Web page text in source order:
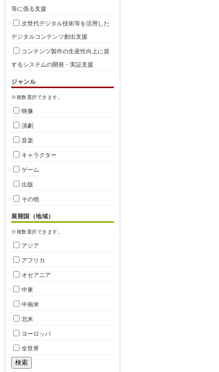
等に係る支援
次世代デジタル技術等を活用した
デジタルコンテンツ創出支援
コンテンツ製作の生産性向上に資
するシステムの開発・実証支援
ジャンル
※複数選択できます。
映像
演劇
音楽
キャラクター
ゲーム
出版
その他
展開国（地域）
※複数選択できます。
アジア
アフリカ
オセアニア
中東
中南米
北米
ヨーロッパ
全世界